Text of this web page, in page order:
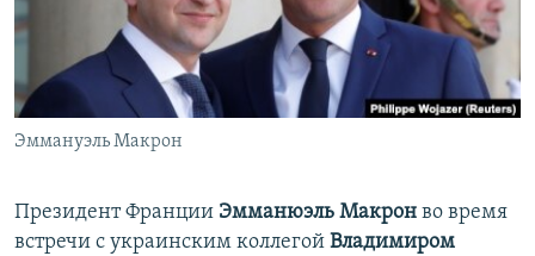
ПОБЕДИТЕЛЕЙ НЕ СУДЯТ?
КРЫМ.НЕПОКОРЕННЫЙ
ELIFBE
УКРАИНСКАЯ ПРОБЛЕМА КРЫМА
ПРИСОЕДИНЯЙТЕСЬ!
Эммануэль Макрон
Президент Франции Эмманюэль Макрон во время
встречи с украинским коллегой Владимиром